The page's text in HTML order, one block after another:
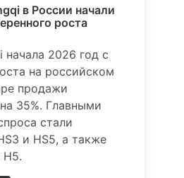
в России начали
роста
2026 год с
на российском
продажи
35%. Главными
стали
и HS5, а также
H5.